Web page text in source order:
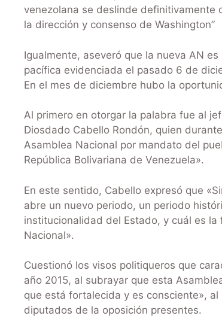
venezolana se deslinde definitivamente
la dirección y consenso de Washington”
Igualmente, aseveró que la nueva AN
pacífica evidenciada el pasado 6 de
En el mes de diciembre hubo la
Al primero en otorgar la palabra fue al
Diosdado Cabello Rondón, quien
Asamblea Nacional por mandato del
República Bolivariana de Venezuela».
En este sentido, Cabello expresó que
abre un nuevo periodo, un periodo
institucionalidad del Estado, y cuál es
Nacional».
Cuestionó los visos politiqueros que
año 2015, al subrayar que esta
que está fortalecida y es consciente»,
diputados de la oposición presentes.